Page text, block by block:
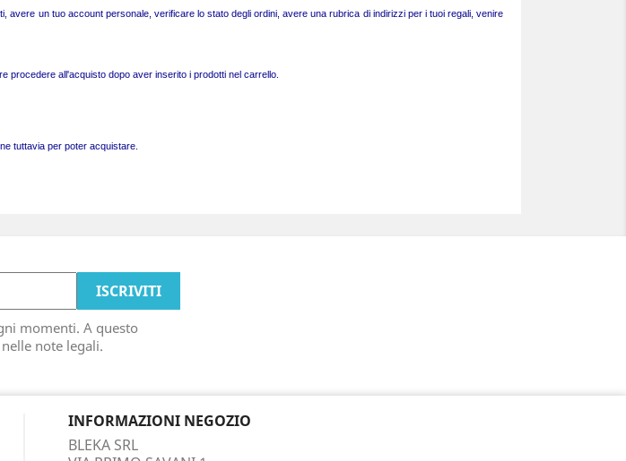
un tuo account personale, verificare lo stato degli ordini, avere una rubrica di indirizzi per i tuoi regali, venire
procedere all'acquisto dopo aver inserito i prodotti nel carrello.
tuttavia per poter acquistare.
momenti. A questo
note legali.
INFORMAZIONI NEGOZIO
BLEKA SRL